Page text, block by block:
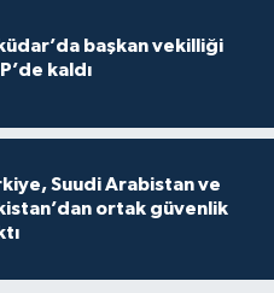
başkan vekilliği
kaldı
Suudi Arabistan ve
ortak güvenlik